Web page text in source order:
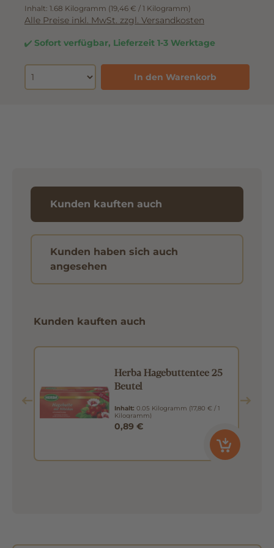
Inhalt: 1.68 Kilogramm (19,46 € / 1 Kilogramm)
Alle Preise inkl. MwSt. zzgl. Versandkosten
Sofort verfügbar, Lieferzeit 1-3 Werktage
In den Warenkorb
Kunden kauften auch
Kunden haben sich auch
angesehen
Kunden kauften auch
Herba Hagebuttentee 25
Beutel
Inhalt: 0.05 Kilogramm (17,80 € / 1
Kilogramm)
0,89 €